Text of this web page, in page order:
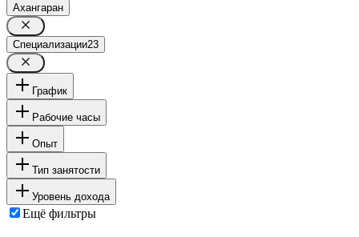
Ахангаран
Специализации23
График
Рабочие часы
Опыт
Тип занятости
Уровень дохода
Ещё фильтры